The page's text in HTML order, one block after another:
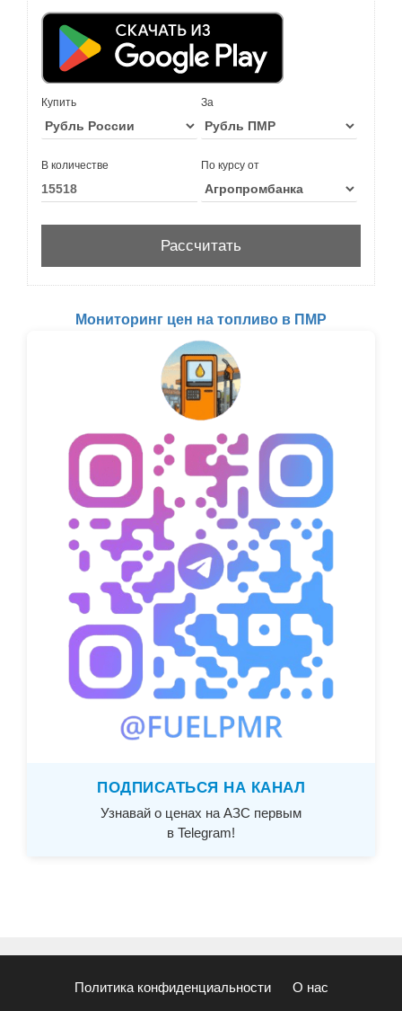
Купить За
В количестве По курсу от
Мониторинг цен на топливо в ПМР
ПОДПИСАТЬСЯ НА КАНАЛ
Узнавай о ценах на АЗС первым
в Telegram!
Политика конфиденциальности О нас